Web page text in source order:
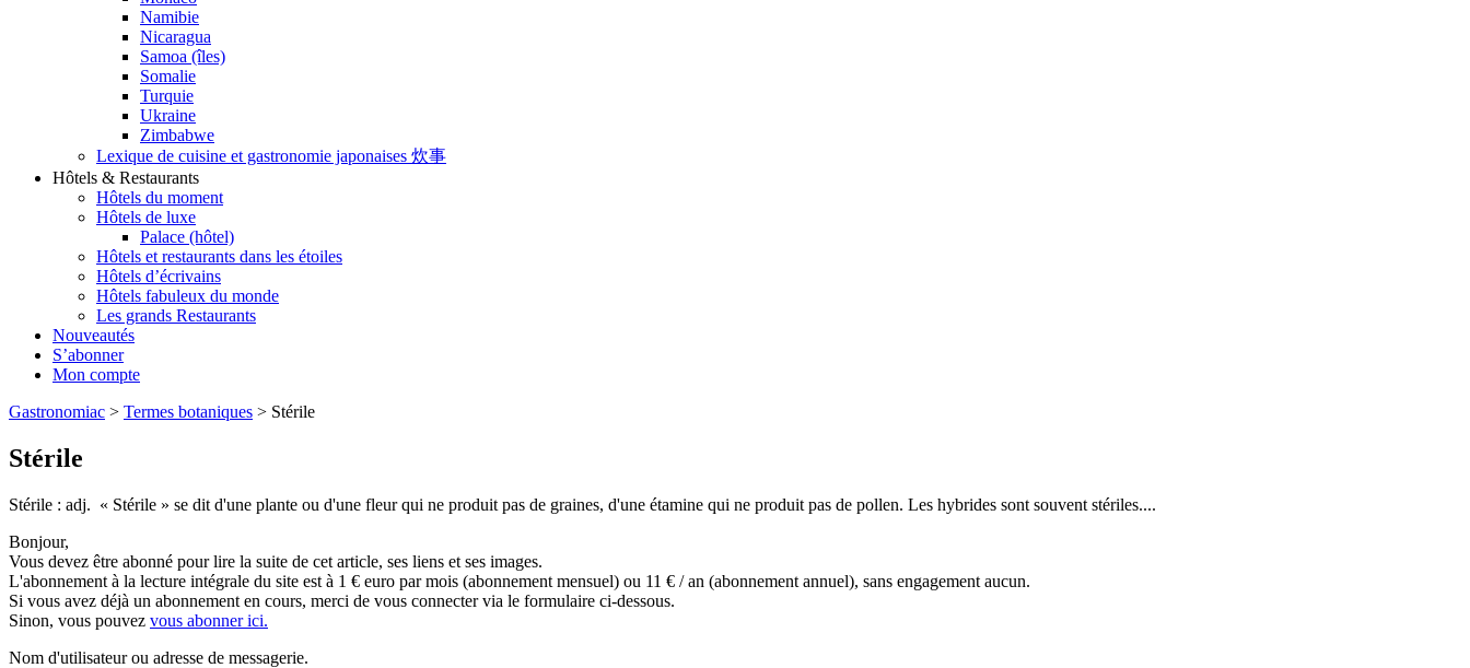
Namibie
Nicaragua
Samoa (îles)
Somalie
Turquie
Ukraine
Zimbabwe
Lexique de cuisine et gastronomie japonaises 炊事
Hôtels & Restaurants
Hôtels du moment
Hôtels de luxe
Palace (hôtel)
Hôtels et restaurants dans les étoiles
Hôtels d’écrivains
Hôtels fabuleux du monde
Les grands Restaurants
Nouveautés
S’abonner
Mon compte
Gastronomiac > Termes botaniques > Stérile
Stérile
Stérile : adj. « Stérile » se dit d'une plante ou d'une fleur qui ne produit pas de graines, d'une étamine qui ne produit pas de pollen. Les hybrides sont souvent stériles....
Bonjour,
Vous devez être abonné pour lire la suite de cet article, ses liens et ses images.
L'abonnement à la lecture intégrale du site est à 1 € euro par mois (abonnement mensuel) ou 11 € / an (abonnement annuel), sans engagement aucun.
Si vous avez déjà un abonnement en cours, merci de vous connecter via le formulaire ci-dessous.
Sinon, vous pouvez vous abonner ici.
Nom d'utilisateur ou adresse de messagerie.